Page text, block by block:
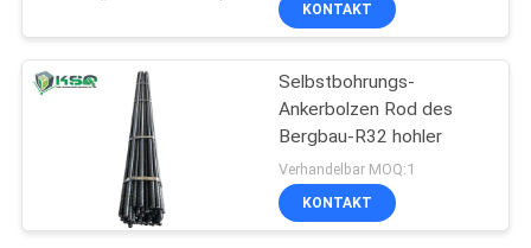
KONTAKT
Selbstbohrungs-
Ankerbolzen Rod des
Bergbau-R32 hohler
Verhandelbar MOQ:1
KONTAKT